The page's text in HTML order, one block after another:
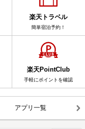
楽天トラベル
簡単宿泊予約！
楽天PointClub
手軽にポイントを確認
アプリ一覧